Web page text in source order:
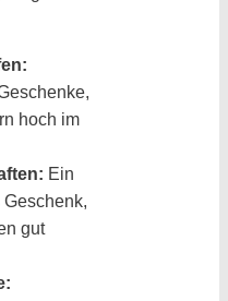
hoch im
Ein
gut